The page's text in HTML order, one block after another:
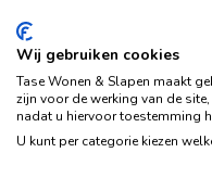
Hoekbank
rechts
Hoekbanken
Wij gebruiken cookies
Tase Wonen & Slapen maakt
zijn voor de werking van de
nadat u hiervoor toestemming
U kunt per categorie kiezen